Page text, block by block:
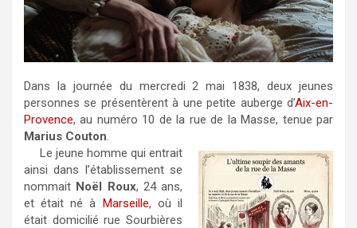
o
e
r
l
Dans la journée du mercredi 2 mai 1838, deux jeunes
personnes se présentèrent à une petite auberge d’Aix-en-
Provence, au numéro 10 de la rue de la Masse, tenue par
Marius Couton
Le jeune homme qui entrait
ainsi dans l’établissement se
nommait Noël Roux, 24 ans,
et était né à Marseille, où il
était domicilié rue Sourbières